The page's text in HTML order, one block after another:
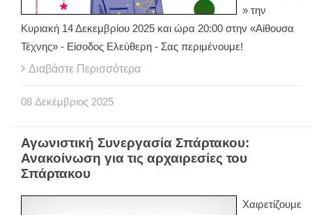
» την
Κυριακή 14 Δεκεμβρίου 2025 και ώρα 20:00 στην «Αίθουσα
Τέχνης» - Είσοδος Ελεύθερη - Σας περιμένουμε!
Διαβάστε Περισσότερα
08 Δεκέμβριος 2025
Αγωνιστική Συνεργασία Σπάρτακου:
Ανακοίνωση για τις αρχαιρεσίες του
Σπάρτακου
Χαιρετίζουμε